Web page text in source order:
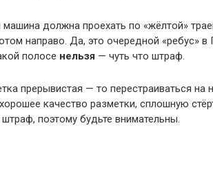
должна проехать по «жёлтой»
направо. Да, это очередной «ребус»
полосе нельзя — чуть что штраф.
прерывистая — то перестраиваться на
качество разметки, сплошную
поэтому будьте внимательны.